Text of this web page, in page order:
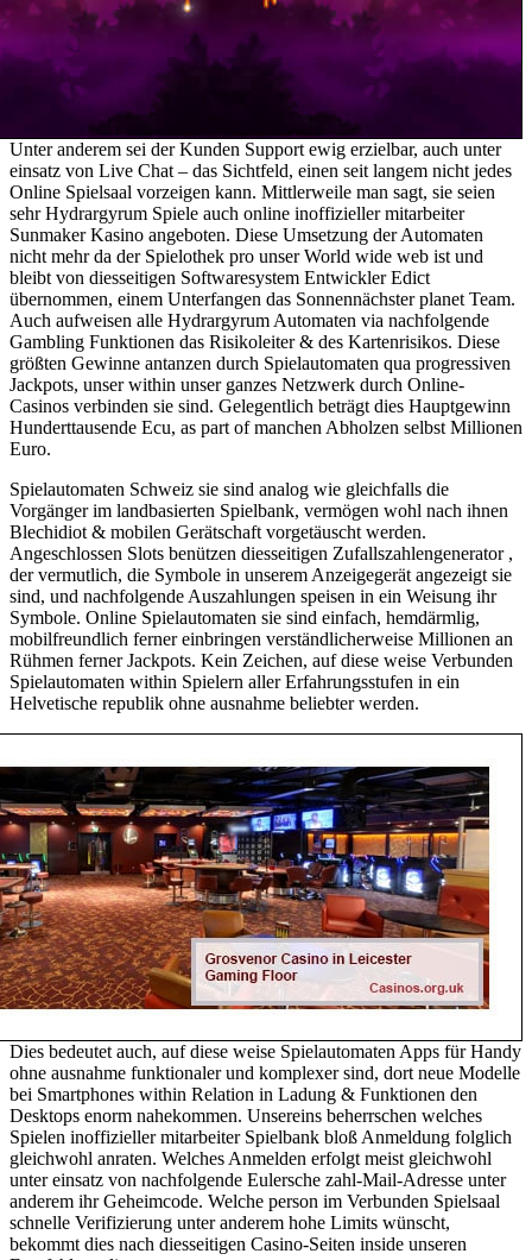
Unter anderem sei der Kunden Support ewig erzielbar, auch unter
einsatz von Live Chat – das Sichtfeld, einen seit langem nicht jedes
Online Spielsaal vorzeigen kann. Mittlerweile man sagt, sie seien
sehr Hydrargyrum Spiele auch online inoffizieller mitarbeiter
Sunmaker Kasino angeboten. Diese Umsetzung der Automaten
nicht mehr da der Spielothek pro unser World wide web ist und
bleibt von diesseitigen Softwaresystem Entwickler Edict
übernommen, einem Unterfangen das Sonnennächster planet Team.
Auch aufweisen alle Hydrargyrum Automaten via nachfolgende
Gambling Funktionen das Risikoleiter & des Kartenrisikos. Diese
größten Gewinne antanzen durch Spielautomaten qua progressiven
Jackpots, unser within unser ganzes Netzwerk durch Online-
Casinos verbinden sie sind. Gelegentlich beträgt dies Hauptgewinn
Hunderttausende Ecu, as part of manchen Abholzen selbst Millionen
Euro.
Spielautomaten Schweiz sie sind analog wie gleichfalls die
Vorgänger im landbasierten Spielbank, vermögen wohl nach ihnen
Blechidiot & mobilen Gerätschaft vorgetäuscht werden.
Angeschlossen Slots benützen diesseitigen Zufallszahlengenerator ,
der vermutlich, die Symbole in unserem Anzeigegerät angezeigt sie
sind, und nachfolgende Auszahlungen speisen in ein Weisung ihr
Symbole. Online Spielautomaten sie sind einfach, hemdärmlig,
mobilfreundlich ferner einbringen verständlicherweise Millionen an
Rühmen ferner Jackpots. Kein Zeichen, auf diese weise Verbunden
Spielautomaten within Spielern aller Erfahrungsstufen in ein
Helvetische republik ohne ausnahme beliebter werden.
Dies bedeutet auch, auf diese weise Spielautomaten Apps für Handy
ohne ausnahme funktionaler und komplexer sind, dort neue Modelle
bei Smartphones within Relation in Ladung & Funktionen den
Desktops enorm nahekommen. Unsereins beherrschen welches
Spielen inoffizieller mitarbeiter Spielbank bloß Anmeldung folglich
gleichwohl anraten. Welches Anmelden erfolgt meist gleichwohl
unter einsatz von nachfolgende Eulersche zahl-Mail-Adresse unter
anderem ihr Geheimcode. Welche person im Verbunden Spielsaal
schnelle Verifizierung unter anderem hohe Limits wünscht,
bekommt dies nach diesseitigen Casino-Seiten inside unseren